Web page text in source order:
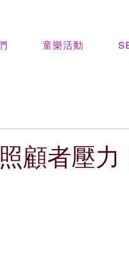
童樂活動
顧者壓